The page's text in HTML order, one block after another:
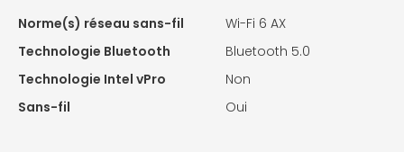
Norme(s) réseau sans-fil
Wi-Fi 6 AX
Technologie Bluetooth
Bluetooth 5.0
Technologie Intel vPro
Non
Sans-fil
Oui